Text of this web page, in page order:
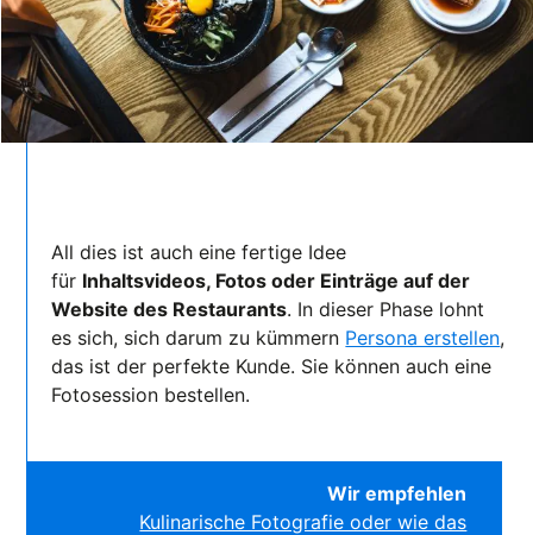
All dies ist auch eine fertige Idee
für Inhaltsvideos, Fotos oder Einträge auf der
Website des Restaurants. In dieser Phase lohnt
es sich, sich darum zu kümmern Persona erstellen,
das ist der perfekte Kunde. Sie können auch eine
Fotosession bestellen.
Wir empfehlen
Kulinarische Fotografie oder wie das